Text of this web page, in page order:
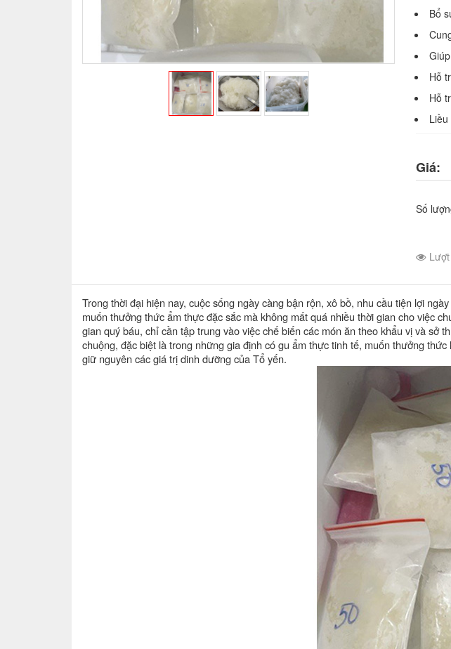
Bổ
Hỗ
Hỗ
Giá:
Số
Trong thời đại hiện nay, cuộc sống ngày càng bận rộn, xô bồ, nhu cầu tiện lợi
muốn thưởng thức ẩm thực đặc sắc mà không mất quá nhiều thời gian cho việc
gian quý báu, chỉ cần tập trung vào việc chế biến các món ăn theo khẩu vị và
chuộng, đặc biệt là trong những gia định có gu ẩm thực tinh tế, muốn thưởng
giữ nguyên các giá trị dinh dưỡng của Tổ yến.